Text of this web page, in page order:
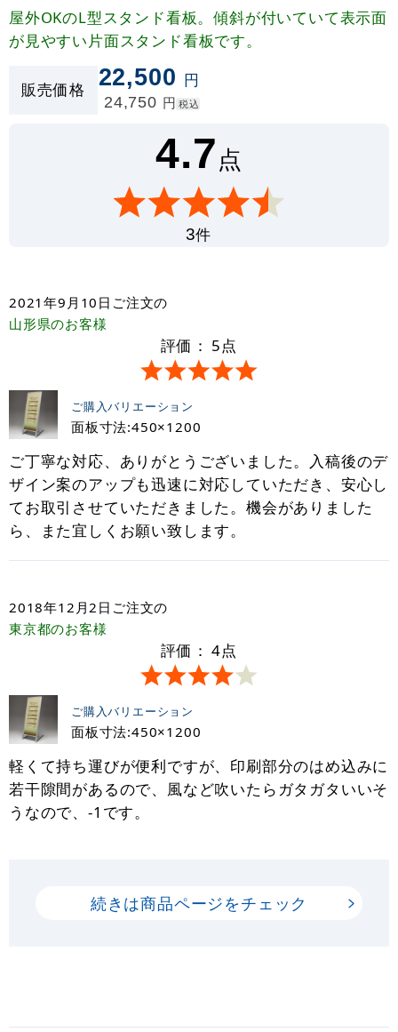
屋外OKのL型スタンド看板。傾斜が付いていて表示面
が見やすい片面スタンド看板です。
販売価格 22,500 円
24,750 円 税込
4.7点
3件
2021年9月10日 ご注文の
山形県のお客様
評価： 5点
ご購入バリエーション
面板寸法:450×1200
ご丁寧な対応、ありがとうございました。入稿後のデ
ザイン案のアップも迅速に対応していただき、安心し
てお取引させていただきました。機会がありました
ら、また宜しくお願い致します。
2018年12月2日 ご注文の
東京都のお客様
評価： 4点
ご購入バリエーション
面板寸法:450×1200
軽くて持ち運びが便利ですが、印刷部分のはめ込みに
若干隙間があるので、風など吹いたらガタガタいいそ
うなので、-1です。
続きは商品ページをチェック